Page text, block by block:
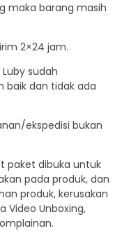
maka barang masih
2×24 jam.
sudah
baik dan tidak ada
ekspedisi bukan
paket dibuka untuk
pada produk, dan
produk, kerusakan
Video Unboxing,